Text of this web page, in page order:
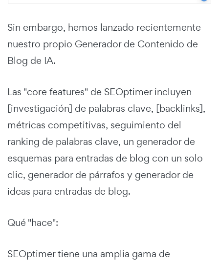
Sin embargo, hemos lanzado recientemente
nuestro propio Generador de Contenido de
Blog de IA.
Las "core features" de SEOptimer incluyen
[investigación] de palabras clave, [backlinks],
métricas competitivas, seguimiento del
ranking de palabras clave, un generador de
esquemas para entradas de blog con un solo
clic, generador de párrafos y generador de
ideas para entradas de blog.
Qué "hace":
SEOptimer tiene una amplia gama de